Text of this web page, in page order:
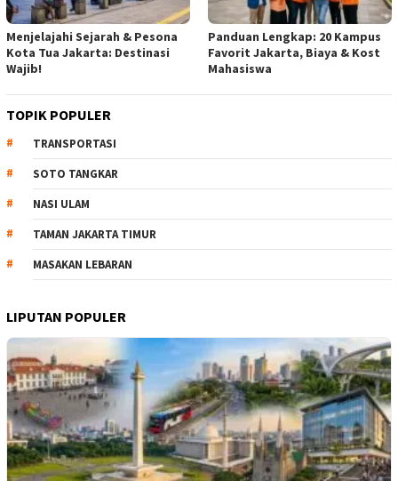
Menjelajahi Sejarah & Pesona
Kota Tua Jakarta: Destinasi
Wajib!
Panduan Lengkap: 20 Kampus
Favorit Jakarta, Biaya & Kost
Mahasiswa
TOPIK POPULER
TRANSPORTASI
SOTO TANGKAR
NASI ULAM
TAMAN JAKARTA TIMUR
MASAKAN LEBARAN
LIPUTAN POPULER